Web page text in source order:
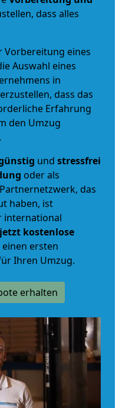
dass alles
Vorbereitung eines
Auswahl eines
in
dass das
Erfahrung
den Umzug
und stressfrei
oder als
das
haben, ist
international
kostenlose
ersten
Ihren Umzug.
erhalten